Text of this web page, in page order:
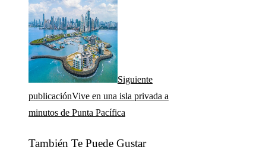
Siguiente
publicaciónVive en una isla privada a
minutos de Punta Pacífica
También Te Puede Gustar